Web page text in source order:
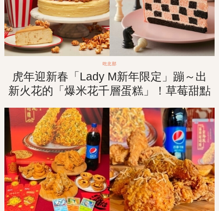
吃北部
虎年迎新春「Lady M新年限定」蹦～出
新火花的「爆米花千層蛋糕」！草莓甜點
盛宴1月回歸販售！